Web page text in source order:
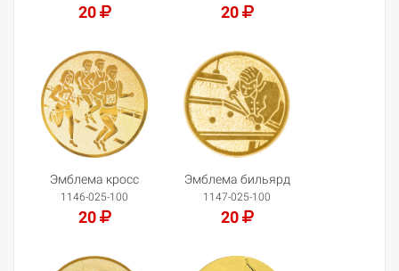
20
Добавить в корзину
20
Добавить в корзину
Эмблема кросс
1146-025-100
20
Добавить в корзину
Эмблема бильярд
1147-025-100
20
Добавить в корзину